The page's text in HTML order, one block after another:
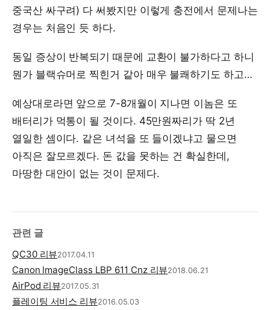
중국산 싸구려) 다 써봤지만 이렇게 충전에서 문제나는
경우는 처음인 듯 하다.
동일 증상이 반복되기 때문에 교환이 불가하다고 하니
뭔가 블랙슈머로 찍힌거 같아 매우 불쾌하기도 하고…
예상대로라면 앞으로 7-8개월이 지나면 이놈은 또
배터리가 먹통이 될 것이다. 45만원짜리가 딱 2년
열일한 셈이다. 같은 녀석을 또 들이겠냐고 물으면
아직은 잘모르겠다. 돈 값을 못하는 건 확실한데,
마땅한 대안이 없는 것이 문제다.
관련 글
QC30 리뷰2017.04.11
Canon ImageClass LBP 611 Cnz 리뷰2018.06.21
AirPod 리뷰2017.05.31
플레이팅 서비스 리뷰2016.05.03